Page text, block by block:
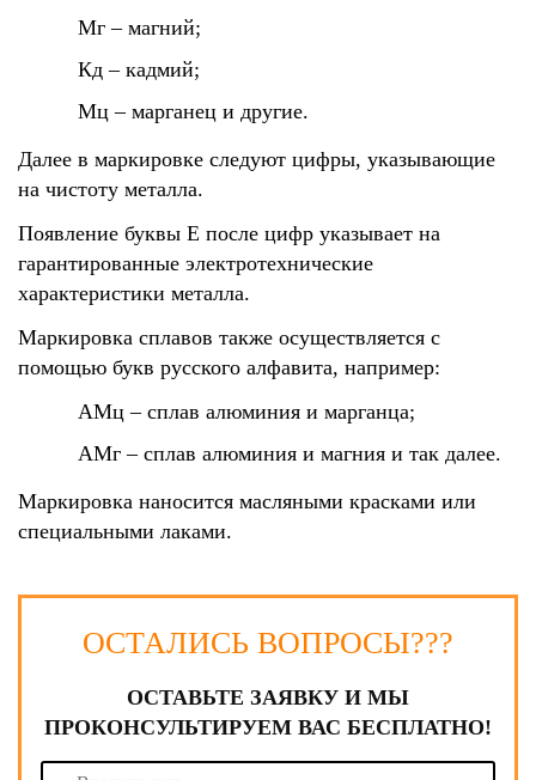
Мг – магний;
Кд – кадмий;
Мц – марганец и другие.
Далее в маркировке следуют цифры, указывающие
на чистоту металла.
Появление буквы Е после цифр указывает на
гарантированные электротехнические
характеристики металла.
Маркировка сплавов также осуществляется с
помощью букв русского алфавита, например:
АМц – сплав алюминия и марганца;
АМг – сплав алюминия и магния и так далее.
Маркировка наносится масляными красками или
специальными лаками.
ОСТАЛИСЬ ВОПРОСЫ???
ОСТАВЬТЕ ЗАЯВКУ И МЫ
ПРОКОНСУЛЬТИРУЕМ ВАС БЕСПЛАТНО!